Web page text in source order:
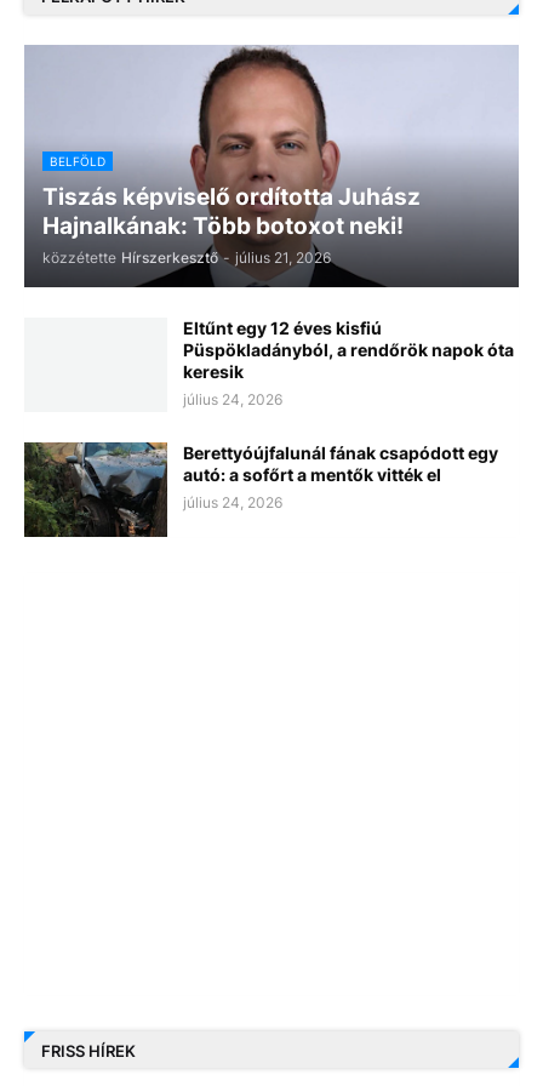
BELFÖLD
Tiszás képviselő ordította Juhász
Hajnalkának: Több botoxot neki!
közzétette Hírszerkesztő - július 21, 2026
Eltűnt egy 12 éves kisfiú
Püspökladányból, a rendőrök napok óta
keresik
július 24, 2026
Berettyóújfalunál fának csapódott egy
autó: a sofőrt a mentők vitték el
július 24, 2026
FRISS HÍREK